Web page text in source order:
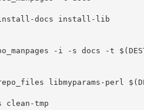
docs install-lib
clean-tmp